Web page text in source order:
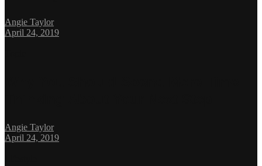
Angie Taylor
April 24, 2019
Angie Taylor
April 24, 2019